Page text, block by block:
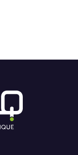
icon-facebook
link icon-linkedin
media link icon-vimeo